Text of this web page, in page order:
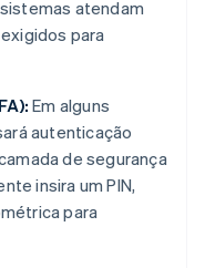
atendam
para
Em alguns
autenticação
de segurança
insira um PIN,
para